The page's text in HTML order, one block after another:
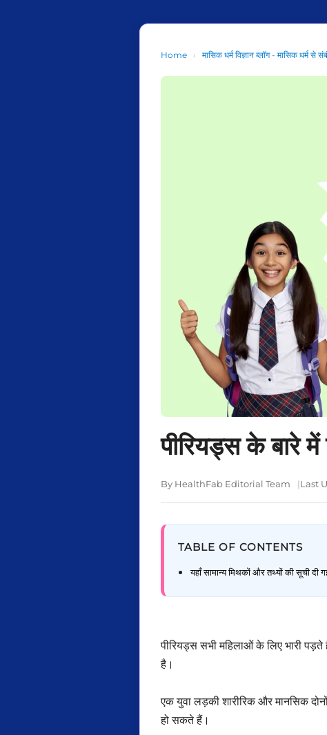
Home › मासिक धर्म विज्ञान ब्लॉग - मासिक धर्म से
पीरियड्स के बारे
By HealthFab Editorial Team Last
TABLE OF CONTENTS
यहाँ सामान्य मिथकों और तथ्यों की सूची दी
पीरियड्स सभी महिलाओं के लिए भारी
है।
एक युवा लड़की शारीरिक और मानसिक
हो सकते हैं।